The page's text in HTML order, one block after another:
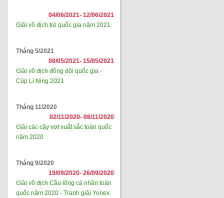
04/06/2021- 12/06/2021
Giải vô địch trẻ quốc gia năm 2021
Tháng 5/2021
08/05/2021- 15/05/2021
Giải vô địch đồng đội quốc gia -
Cúp Li Ning 2021
Tháng 11/2020
02/11/2020- 08/11/2020
Giải các cây vợt xuất sắc toàn quốc
năm 2020
Tháng 9/2020
19/09/2020- 26/09/2020
Giải vô địch Cầu lông cá nhân toàn
quốc năm 2020 - Tranh giải Yonex